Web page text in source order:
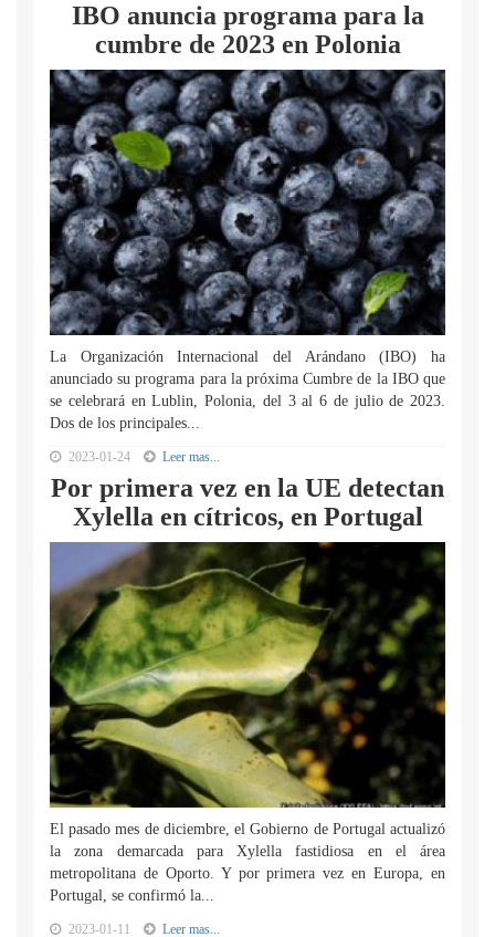
IBO anuncia programa para la
cumbre de 2023 en Polonia
La Organización Internacional del Arándano (IBO) ha
anunciado su programa para la próxima Cumbre de la IBO que
se celebrará en Lublin, Polonia, del 3 al 6 de julio de 2023.
Dos de los principales...
2023-01-24 Leer mas...
Por primera vez en la UE detectan
Xylella en cítricos, en Portugal
El pasado mes de diciembre, el Gobierno de Portugal actualizó
la zona demarcada para Xylella fastidiosa en el área
metropolitana de Oporto. Y por primera vez en Europa, en
Portugal, se confirmó la...
2023-01-11 Leer mas...